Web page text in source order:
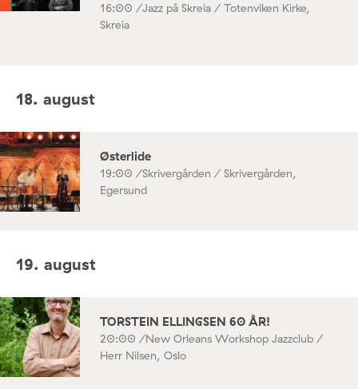
16:00 /Jazz på Skreia / Totenviken Kirke,
Skreia
18. august
Østerlide
19:00 /Skrivergården / Skrivergården,
Egersund
19. august
TORSTEIN ELLINGSEN 60 ÅR!
20:00 /New Orleans Workshop Jazzclub /
Herr Nilsen, Oslo